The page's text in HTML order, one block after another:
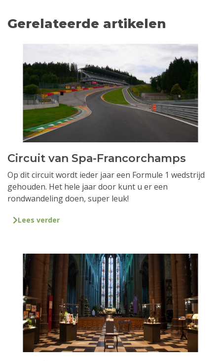
Gerelateerde artikelen
Circuit van Spa-Francorchamps
Op dit circuit wordt ieder jaar een Formule 1 wedstrijd
gehouden. Het hele jaar door kunt u er een
rondwandeling doen, super leuk!
Lees verder